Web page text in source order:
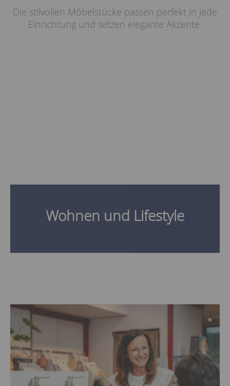
Die stilvollen Möbelstücke passen perfekt in jede
Einrichtung und setzen elegante Akzente.
Wohnen und Lifestyle